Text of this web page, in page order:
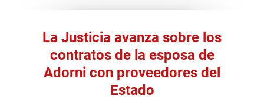
La Justicia avanza sobre los
contratos de la esposa de
Adorni con proveedores del
Estado